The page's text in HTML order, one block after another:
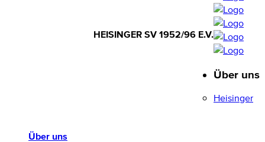
HEISINGER SV 1952/96 E.V.
1952/96 E.V.
Über uns
Über uns
Heisinger